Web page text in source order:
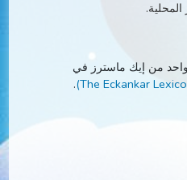
. لقد عاش قبل آلاف السنين
من إيك ماسترز في